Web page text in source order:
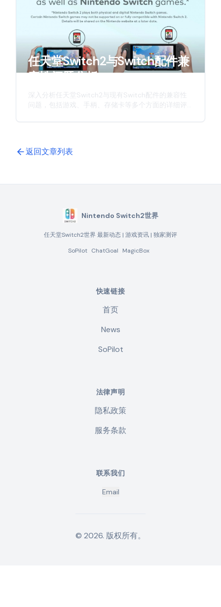
任天堂Switch2与Switch配件兼
容性问题分析
深入分析任天堂Switch2与现有Switch配件的兼容性
问题，包括游戏、手柄、存储卡等多个方面的详细评
返回文章列表
Nintendo Switch2世界
任天堂Switch2世界 最新动态 | 游戏资讯 | 独家测评
SoPilot ChatGoal MagicBox
快速链接
首页
News
SoPilot
法律声明
隐私政策
服务条款
联系我们
Email
© 2026. 版权所有。